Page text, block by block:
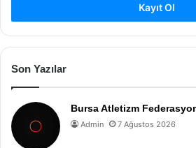
Kayıt Ol
Son Yazılar
Bursa Atletizm
Admin 7 Ağustos 2026